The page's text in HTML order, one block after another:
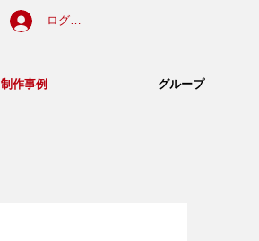
ログイン
制作事例 グループ